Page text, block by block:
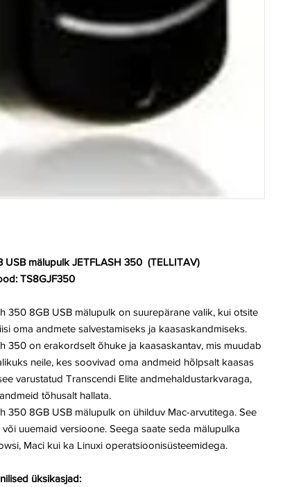
USB mälupulk JETFLASH 350 (TELLITAV)
TS8GJF350
350 8GB USB mälupulk on suurepärane valik, kui otsite
oma andmete salvestamiseks ja kaasaskandmiseks.
350 on erakordselt õhuke ja kaasaskantav, mis muudab
neile, kes soovivad oma andmeid hõlpsalt kaasas
varustatud Transcendi Elite andmehaldustarkvaraga,
tõhusalt hallata.
350 8GB USB mälupulk on ühilduv Mac-arvutitega. See
uuemaid versioone. Seega saate seda mälupulka
Maci kui ka Linuxi operatsioonisüsteemidega.
üksikasjad: